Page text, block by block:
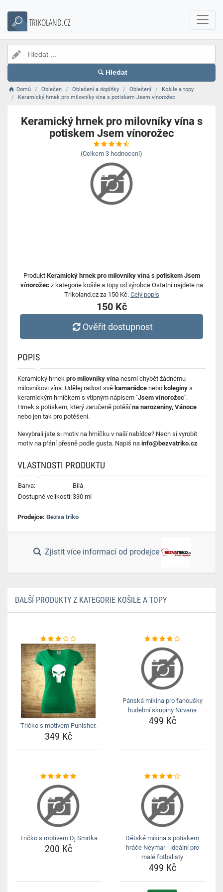
TRIKOLAND.CZ
Hledat
Domů Oblečen Oblečení a doplňky Oblečení
Košile a topy
Keramický hrnek pro milovníky vína s potiskem Jsem vínorožec
Keramický hrnek pro milovníky vína s
potiskem Jsem vínorožec
(Celkem 3 hodnocení)
Produkt Keramický hrnek pro milovníky vína s potiskem Jsem
vínorožecz kategorie košile a topy od výrobce Ostatní najdete na
Trikoland.cz za 150 Kč. Celý popis
150 Kč
Ověřit dostupnost
POPIS
Keramický hrnek pro milovníky vína nesmí chybět žádnému
milovníkovi vína. Udělej radost své kamarádce nebo koleginy s
keramickým hrníčkem s vtipným nápisem "Jsem vínorožec".
Hrnek s potiskem, který zaručeně potěšína narozeniny, Vánoce
nebo jen tak pro potěšení.
Nevybrali jste si motiv na hrníčku v naší nabídce? Nech si vyrobit
motiv na přání přesně podle gusta. Napiš na info@bezvatriko.cz
VLASTNOSTI PRODUKTU
Barva:
Bílá
Dostupné velikosti:330 ml
Prodejce: Bezva triko
Zjistit více informací od prodejce
DALŠÍ PRODUKTY Z KATEGORIE KOŠILE A TOPY
Tričko s motivem Punisher.
349 Kč
Pánská mikina pro fanoušky
hudební skupiny Nirvana
499 Kč
Tričko s motivem Dj Smrtka
200 Kč
Dětské mikina s potiskem
hráče Neymar - ideální pro
malé fotbalisty
499 Kč